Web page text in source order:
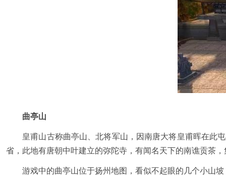
曲亭山
皇甫山古称曲亭山、北将军山，因南唐大将皇甫晖在此屯
省，此地有唐朝中叶建立的弥陀寺，有闻名天下的南谯贡茶
游戏中的曲亭山位于扬州地图，看似不起眼的几个小山坡